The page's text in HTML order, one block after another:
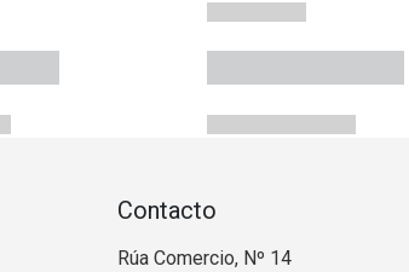
Contacto
Rúa Comercio, Nº 14